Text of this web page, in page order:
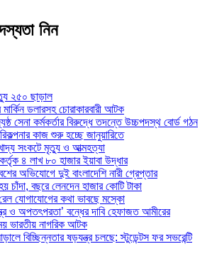
নিন
২৫০ ছাড়াল
ডলারসহ চোরাকারবারী আটক
সেনা কর্মকর্তার বিরুদ্ধে তদন্তে উচ্চপদস্থ বোর্ড গঠন
কাজ শুরু হচ্ছে জানুয়ারিতে
সংকটে মৃত্যু ও আত্মহত্যা
৪ লাখ ৮০ হাজার ইয়াবা উদ্ধার
অভিযোগে দুই বাংলাদেশি নারী গ্রেপ্তার
চাঁদা, বছরে লেনদেন হাজার কোটি টাকা
রেল যোগাযোগের কথা ভাবছে মস্কো
ও অপতৎপরতা’ বন্ধের দাবি হেফাজত আমীরের
ভারতীয় নাগরিক আটক
বিচ্ছিন্নতার ষড়যন্ত্র চলছে: স্টুডেন্টস ফর সভরেন্টি